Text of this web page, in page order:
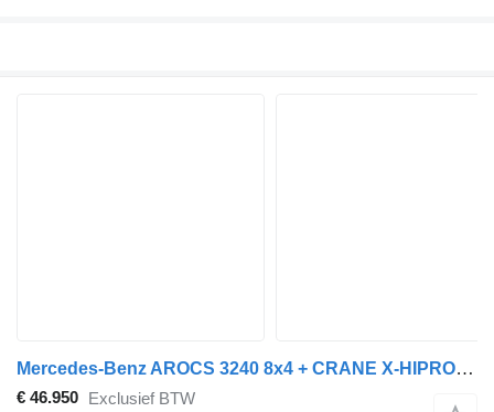
Mercedes-Benz AROCS 3240 8x4 + CRANE X-HIPRO HIAB 192 E-4 (317h!) - ROTATOR 5+
€ 46.950
Exclusief BTW